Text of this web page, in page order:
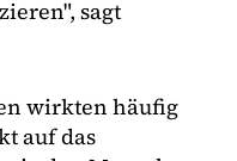
sagt
wirkten häufig
auf das